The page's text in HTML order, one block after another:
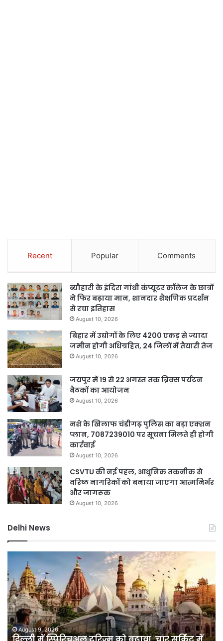
Recent Popular Comments
ब्यौहारी के इंदिरा गांधी कंप्यूटर कॉलेज के छात्रों
ने फिर बढ़ाया मान, शानदार शैक्षणिक प्रदर्शन
से रचा इतिहास
August 10, 2026
बिहार में उद्योगों के लिए 4200 एकड़ से ज्यादा
जमीन होगी अधिग्रहित, 24 जिलों में तैयारी तेज
August 10, 2026
जयपुर में 19 से 22 अगस्त तक ब्रिक्स पर्यटन
बैठकों का आयोजन
August 10, 2026
नशे के खिलाफ चंडीगढ़ पुलिस का बड़ा एक्शन
प्लान, 7087239010 पर सूचना मिलते ही होगी
कार्रवाई
August 10, 2026
CSVTU की नई पहल, आधुनिक तकनीक से
वरिष्ठ नागरिकों को बनाया जाएगा आत्मनिर्भर
और जागरूक
August 10, 2026
Delhi News
दिल्ली
स्पिरिचुअल
टूरिज्म
को
बढ़ावा,
चार
सर्किटAugust 9, 2026
72
घंटे
में